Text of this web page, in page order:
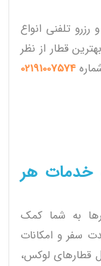
تلفنی انواع
قطار از نظر
02191007574
خدمات هر
به شما کمک
سفر و امکانات
قطارهای لوکس،